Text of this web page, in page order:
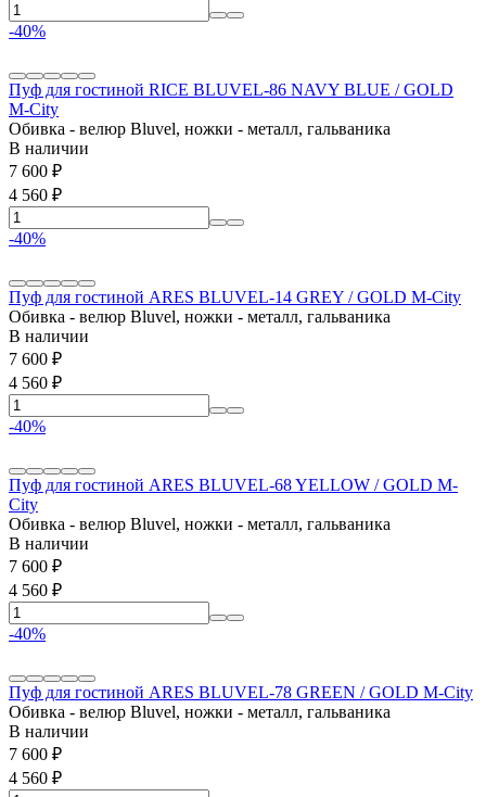
-40%
Пуф для гостиной RICE BLUVEL-86 NAVY BLUE / GOLD
М-City
Обивка - велюр Bluvel, ножки - металл, гальваника
В наличии
7 600 ₽
4 560 ₽
-40%
Пуф для гостиной ARES BLUVEL-14 GREY / GOLD М-City
Обивка - велюр Bluvel, ножки - металл, гальваника
В наличии
7 600 ₽
4 560 ₽
-40%
Пуф для гостиной ARES BLUVEL-68 YELLOW / GOLD М-
City
Обивка - велюр Bluvel, ножки - металл, гальваника
В наличии
7 600 ₽
4 560 ₽
-40%
Пуф для гостиной ARES BLUVEL-78 GREEN / GOLD М-City
Обивка - велюр Bluvel, ножки - металл, гальваника
В наличии
7 600 ₽
4 560 ₽